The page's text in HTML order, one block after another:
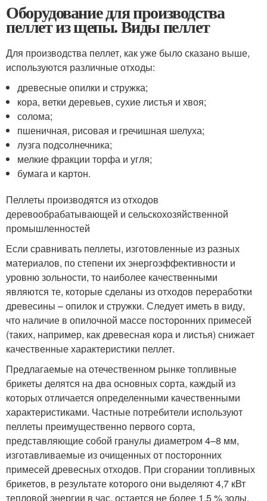
Оборудование для производства
пеллет из щепы. Виды пеллет
Для производства пеллет, как уже было сказано выше,
используются различные отходы:
древесные опилки и стружка;
кора, ветки деревьев, сухие листья и хвоя;
солома;
пшеничная, рисовая и гречишная шелуха;
лузга подсолнечника;
мелкие фракции торфа и угля;
бумага и картон.
Пеллеты производятся из отходов
деревообрабатывающей и сельскохозяйственной
промышленностей
Если сравнивать пеллеты, изготовленные из разных
материалов, по степени их энергоэффективности и
уровню зольности, то наиболее качественными
являются те, которые сделаны из отходов переработки
древесины – опилок и стружки. Следует иметь в виду,
что наличие в опилочной массе посторонних примесей
(таких, например, как древесная кора и листья) снижает
качественные характеристики пеллет.
Предлагаемые на отечественном рынке топливные
брикеты делятся на два основных сорта, каждый из
которых отличается определенными качественными
характеристиками. Частные потребители используют
пеллеты преимущественно первого сорта,
представляющие собой гранулы диаметром 4–8 мм,
изготавливаемые из очищенных от посторонних
примесей древесных отходов. При сгорании топливных
брикетов, в результате которого они выделяют 4,7 кВт
тепловой энергии в час, остается не более 1,5 % золы.